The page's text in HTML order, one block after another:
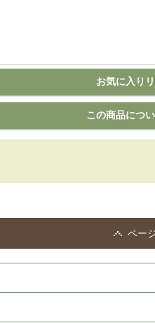
ペー